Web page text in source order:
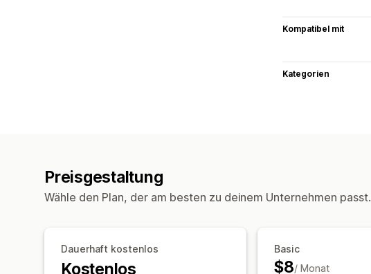
Kompatibel mit
Kategorien
Preisgestaltung
Wähle den Plan, der am besten zu deinem Unternehmen passt.
Dauerhaft kostenlos
Kostenlos
Basic
$8/ Monat